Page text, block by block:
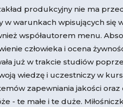
produkcyjny nie ma
w warunkach wpisujących się
współautorem menu.
człowieka i ocena
już w trakcie studiów
wiedzę i uczestniczy w
zapewniania jakości
- te małe i te duże.